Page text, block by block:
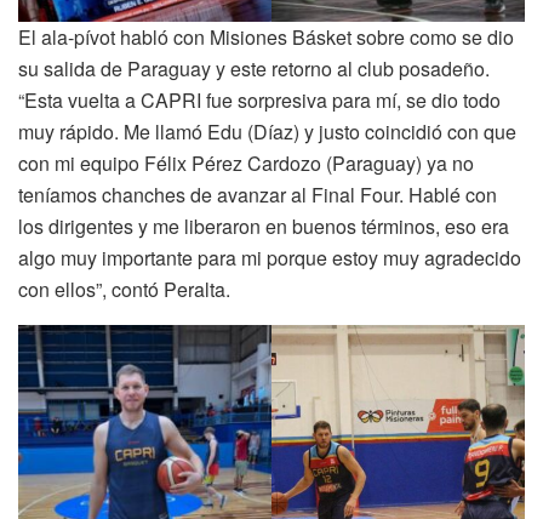
El ala-pívot habló con Misiones Básket sobre como se dio
su salida de Paraguay y este retorno al club posadeño.
“Esta vuelta a CAPRI fue sorpresiva para mí, se dio todo
muy rápido. Me llamó Edu (Díaz) y justo coincidió con que
con mi equipo Félix Pérez Cardozo (Paraguay) ya no
teníamos chanches de avanzar al Final Four. Hablé con
los dirigentes y me liberaron en buenos términos, eso era
algo muy importante para mi porque estoy muy agradecido
con ellos”, contó Peralta.